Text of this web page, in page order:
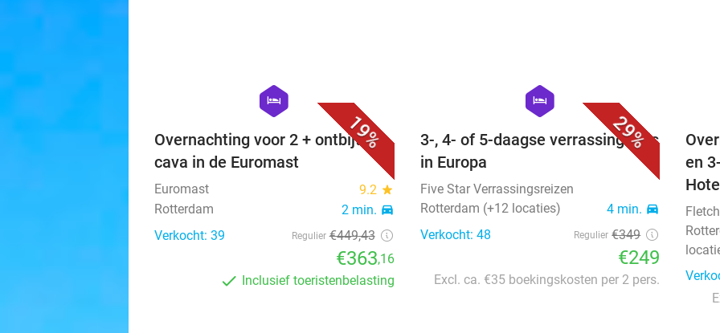
19%
hexagon
hotel
Overnachting voor 2 + ontbijt +
cava in de Euromast
Euromast 9.2 star
Rotterdam 2 min. directions_car
Verkocht: 39 Regulier €449,43
€363,16
Inclusief toeristenbelasting
29%
hexagon
hotel
3-, 4- of 5-daagse verrassingsreis
in Europa
Five Star Verrassingsreizen
Rotterdam (+12 locaties)
4 min. directions_car
Verkocht: 48 Regulier €349
€249
Excl. ca. €35 boekingskosten per 2 pers.
en